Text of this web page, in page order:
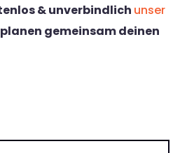
& unverbindlich unser
gemeinsam deinen